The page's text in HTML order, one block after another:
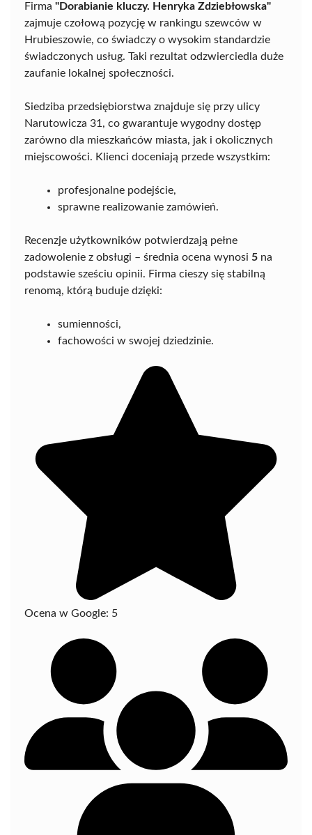
Firma "Dorabianie kluczy. Henryka Zdziebłowska"
zajmuje czołową pozycję w rankingu szewców w
Hrubieszowie, co świadczy o wysokim standardzie
świadczonych usług. Taki rezultat odzwierciedla duże
zaufanie lokalnej społeczności.
Siedziba przedsiębiorstwa znajduje się przy ulicy
Narutowicza 31, co gwarantuje wygodny dostęp
zarówno dla mieszkańców miasta, jak i okolicznych
miejscowości. Klienci doceniają przede wszystkim:
profesjonalne podejście,
sprawne realizowanie zamówień.
Recenzje użytkowników potwierdzają pełne
zadowolenie z obsługi – średnia ocena wynosi 5 na
podstawie sześciu opinii. Firma cieszy się stabilną
renomą, którą buduje dzięki:
sumienności,
fachowości w swojej dziedzinie.
Ocena w Google: 5